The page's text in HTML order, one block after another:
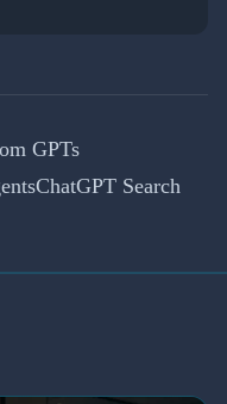
GPTs
ChatGPT Search